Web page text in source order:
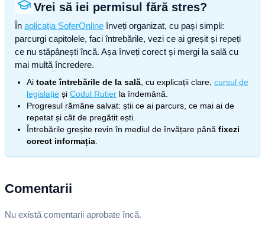
Vrei să iei permisul fără stres?
În aplicația SoferOnline înveți organizat, cu pași simpli:
parcurgi capitolele, faci întrebările, vezi ce ai greșit și repeți
ce nu stăpânești încă. Așa înveți corect și mergi la sală cu
mai multă încredere.
Ai toate întrebările de la sală , cu explicații clare, cursul de
legislație și Codul Rutier la îndemână.
Progresul rămâne salvat: știi ce ai parcurs, ce mai ai de
repetat și cât de pregătit ești.
Întrebările greșite revin în mediul de învățare până fixezi
corect informația
Comentarii
Nu există comentarii aprobate încă.